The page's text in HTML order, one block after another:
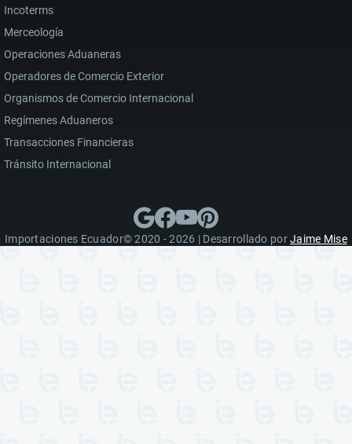
Incoterms
Merceología
Operaciones Aduaneras
Operadores de Comercio Exterior
Organismos de Comercio Internacional
Regímenes Aduaneros
Transacciones Financieras
Tránsito Internacional
Importaciones Ecuador© 2020 - 2026 | Desarrollado porJaime Mise